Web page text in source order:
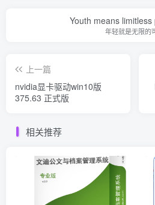
Youth means limitless
年轻就是无限的
上一篇
nvidia显卡驱动win10版
375.63 正式版
相关推荐